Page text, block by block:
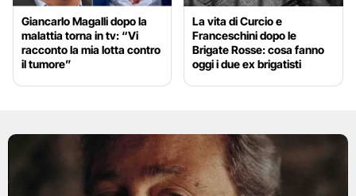
Giancarlo Magalli dopo la
malattia torna in tv: “Vi
racconto la mia lotta contro
il tumore”
La vita di Curcio e
Franceschini dopo le
Brigate Rosse: cosa fanno
oggi i due ex brigatisti